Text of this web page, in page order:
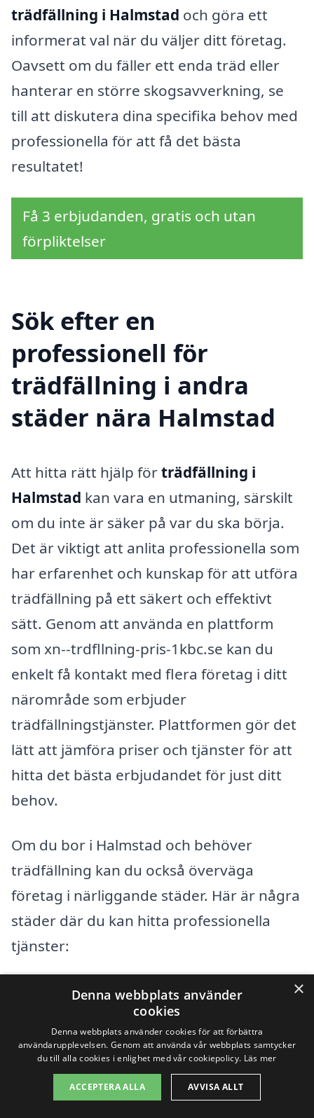
trädfällning i Halmstad och göra ett
informerat val när du väljer ditt företag.
Oavsett om du fäller ett enda träd eller
hanterar en större skogsavverkning, se
till att diskutera dina specifika behov med
professionella för att få det bästa
resultatet!
Få 3 erbjudanden, gratis och utan
förpliktelser
Sök efter en
professionell för
trädfällning i andra
städer nära Halmstad
Att hitta rätt hjälp förträdfällning i
Halmstad kan vara en utmaning, särskilt
om du inte är säker på var du ska börja.
Det är viktigt att anlita professionella som
har erfarenhet och kunskap för att utföra
trädfällning på ett säkert och effektivt
sätt. Genom att använda en plattform
som xn--trdfllning-pris-1kbc.se kan du
enkelt få kontakt med flera företag i ditt
närområde som erbjuder
trädfällningstjänster. Plattformen gör det
lätt att jämföra priser och tjänster för att
hitta det bästa erbjudandet för just ditt
behov.
Om du bor i Halmstad och behöver
trädfällning kan du också överväga
företag i närliggande städer. Här är några
städer där du kan hitta professionella
tjänster:
Laholm
Hylte
Varberg
Falkenberg
×
Denna webbplats använder
cookies
Denna webbplats använder cookies för att förbättra
användarupplevelsen. Genom att använda vår webbplats samtycker
du till alla cookies i enlighet med vår cookiepolicy. Läs mer
ACCEPTERA ALLA AVVISA ALLT